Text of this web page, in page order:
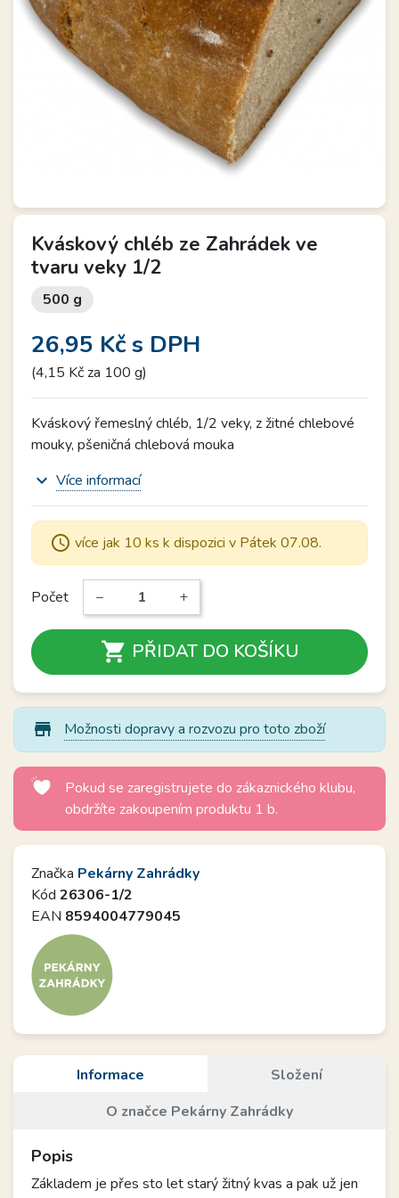
Kváskový chléb ze Zahrádek ve
tvaru veky 1/2
500 g
26,95 Kčs DPH
(4,15 Kč za 100 g)
Kváskový řemeslný chléb, 1/2 veky, z žitné chlebové
mouky, pšeničná chlebová mouka
expand_more Více informací
schedule více jak 10 ks k dispozici v Pátek 07.08.
Počet − +
 PŘIDAT DO KOŠÍKU
store_mall_directory Možnosti dopravy a rozvozu pro toto zboží
Pokud se zaregistrujete do zákaznického klubu,
obdržíte zakoupením produktu 1 b.
Značka Pekárny Zahrádky
Kód 26306-1/2
EAN 8594004779045
Informace
Složení
O značce Pekárny Zahrádky
Popis
Základem je přes sto let starý žitný kvas a pak už jen